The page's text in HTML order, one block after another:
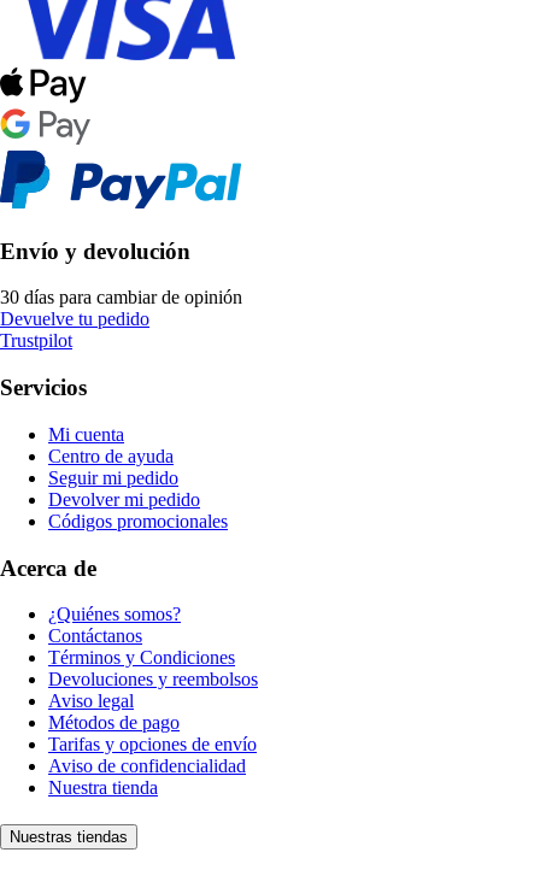
Envío y devolución
30 días para cambiar de opinión
Devuelve tu pedido
Trustpilot
Servicios
Mi cuenta
Centro de ayuda
Seguir mi pedido
Devolver mi pedido
Códigos promocionales
Acerca de
¿Quiénes somos?
Contáctanos
Términos y Condiciones
Devoluciones y reembolsos
Aviso legal
Métodos de pago
Tarifas y opciones de envío
Aviso de confidencialidad
Nuestra tienda
Nuestras tiendas